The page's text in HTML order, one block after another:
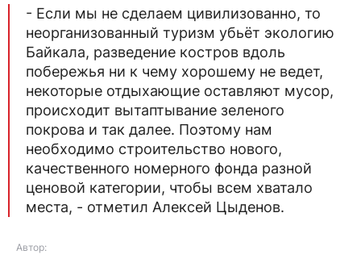
- Если мы не сделаем цивилизованно, то
неорганизованный туризм убьёт экологию
Байкала, разведение костров вдоль
побережья ни к чему хорошему не ведет,
некоторые отдыхающие оставляют мусор,
происходит вытаптывание зеленого
покрова и так далее. Поэтому нам
необходимо строительство нового,
качественного номерного фонда разной
ценовой категории, чтобы всем хватало
места, - отметил Алексей Цыденов.
Автор: